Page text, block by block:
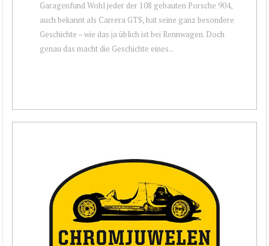
Garagenfund Wohl jeder der 108 gebauten Porsche 904,
auch bekannt als Carrera GTS, hat seine ganz besondere
Geschichte – wie das ja üblich ist bei Rennwagen. Doch
genau das macht die Geschichte eines...